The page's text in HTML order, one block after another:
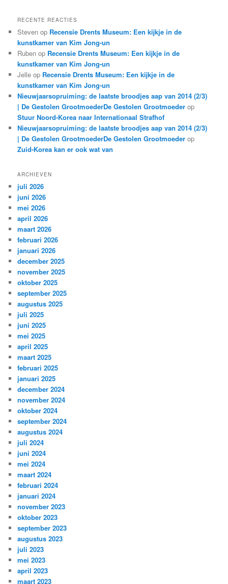
RECENTE REACTIES
Steven op Recensie Drents Museum: Een kijkje in de
kunstkamer van Kim Jong-un
Ruben op Recensie Drents Museum: Een kijkje in de
kunstkamer van Kim Jong-un
Jelle op Recensie Drents Museum: Een kijkje in de
kunstkamer van Kim Jong-un
Nieuwjaarsopruiming: de laatste broodjes aap van 2014 (2/3)
| De Gestolen GrootmoederDe Gestolen Grootmoeder op
Stuur Noord-Korea naar Internationaal Strafhof
Nieuwjaarsopruiming: de laatste broodjes aap van 2014 (2/3)
| De Gestolen GrootmoederDe Gestolen Grootmoeder op
Zuid-Korea kan er ook wat van
ARCHIEVEN
juli 2026
juni 2026
mei 2026
april 2026
maart 2026
februari 2026
januari 2026
december 2025
november 2025
oktober 2025
september 2025
augustus 2025
juli 2025
juni 2025
mei 2025
april 2025
maart 2025
februari 2025
januari 2025
december 2024
november 2024
oktober 2024
september 2024
augustus 2024
juli 2024
juni 2024
mei 2024
maart 2024
februari 2024
januari 2024
november 2023
oktober 2023
september 2023
augustus 2023
juli 2023
mei 2023
april 2023
maart 2023